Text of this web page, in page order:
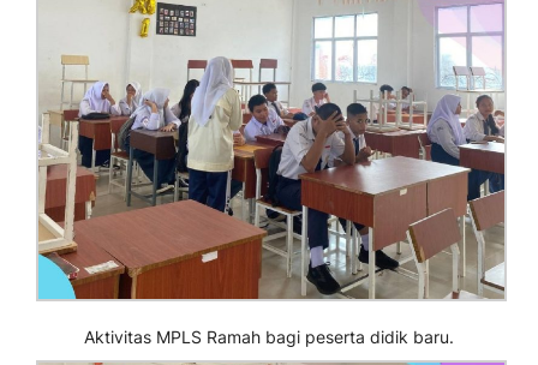
Aktivitas MPLS Ramah bagi peserta didik baru.